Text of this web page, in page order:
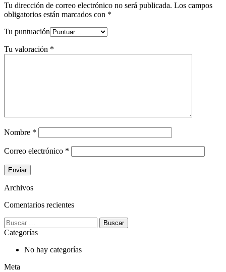
Tu dirección de correo electrónico no será publicada. Los campos
obligatorios están marcados con *
Tu puntuación
Tu valoración *
Nombre *
Correo electrónico *
Archivos
Comentarios recientes
Buscar:
Categorías
No hay categorías
Meta